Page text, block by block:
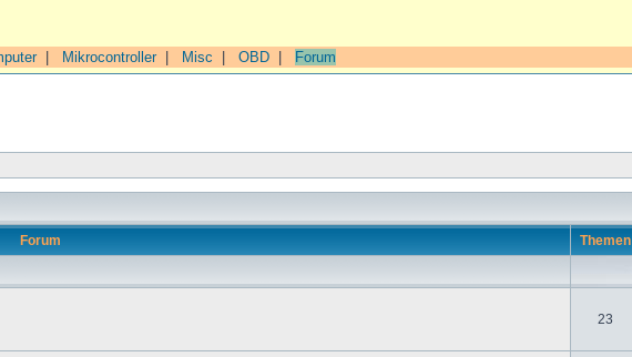
| Mikrocontroller| Misc OBD Forum
Forum Themen
23